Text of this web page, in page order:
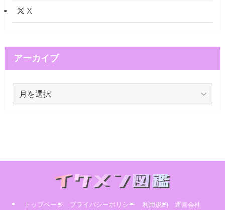
X
アーカイブ
トップページ プライバシーポリシー 利用規約 運営会社